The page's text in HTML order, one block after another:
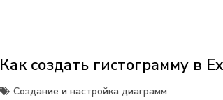
Как создать гистограмму в
Создание и настройка диаграмм